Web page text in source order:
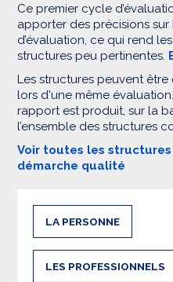
Ce premier cycle
apporter des précisions
d’évaluation, ce qui rend
structures peu pertinentes.
Les structures peuvent
lors d'une même
rapport est produit, sur la
l’ensemble des structures
Voir toutes les
démarche qualité
LA PERSONNE
LES PROFESSIONNELS